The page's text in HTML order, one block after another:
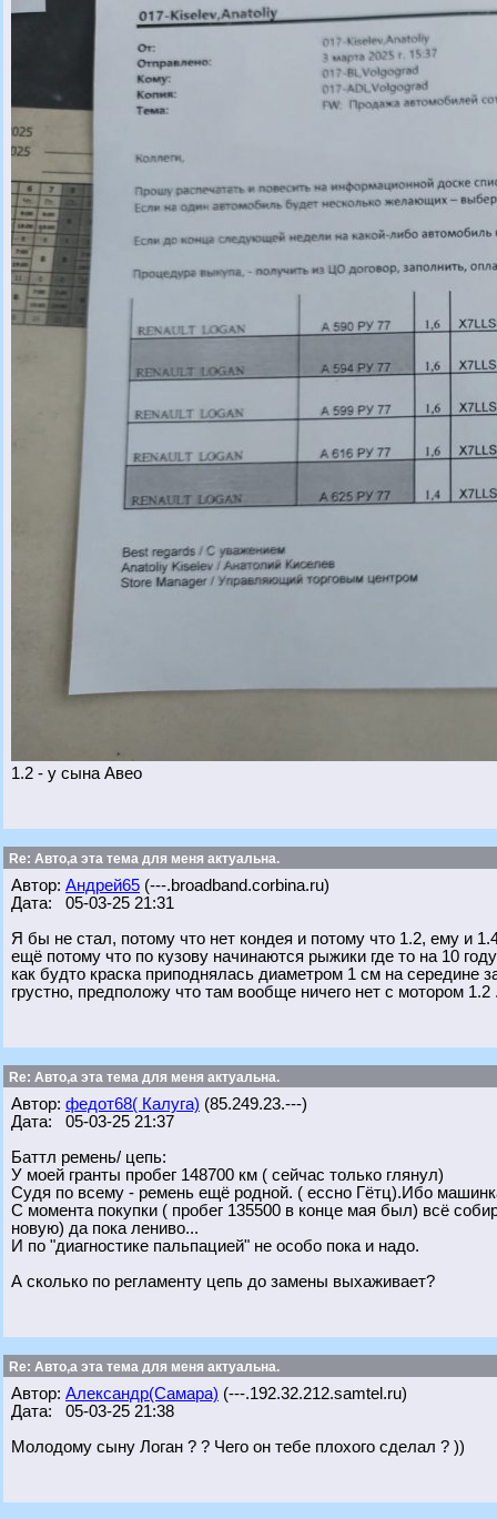
1.2 - у сына Авео
Re: Авто,а эта тема для меня актуальна.
Автор: Андрей65 (---.broadband.corbina.ru)
Дата: 05-03-25 21:31
Я бы не стал, потому что нет кондея и потому что 1.2, ему и
ещё потому что по кузову начинаются рыжики где то на 10
как будто краска приподнялась диаметром 1 см на середине
грустно, предположу что там вообще ничего нет с мотором 1.2
Re: Авто,а эта тема для меня актуальна.
Автор: федот68( Калуга) (85.249.23.---)
Дата: 05-03-25 21:37
Баттл ремень/ цепь:
У моей гранты пробег 148700 км ( сейчас только глянул)
Судя по всему - ремень ещё родной. ( ессно Гётц).Ибо
С момента покупки ( пробег 135500 в конце мая был) всё
новую) да пока лениво...
И по "диагностике пальпацией" не особо пока и надо.
А сколько по регламенту цепь до замены выхаживает?
Re: Авто,а эта тема для меня актуальна.
Автор: Александр(Самара) (---.192.32.212.samtel.ru)
Дата: 05-03-25 21:38
Молодому сыну Логан ? ? Чего он тебе плохого сделал ? ))